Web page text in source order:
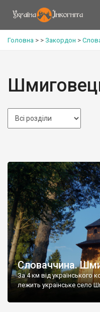
Головна > > Закордон >
Словаччина.
За 4 км від українського
лежить українське село